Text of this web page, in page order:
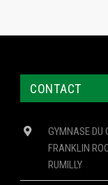
CONTACT
GYMNASE DU
FRANKLIN
RUMILLY